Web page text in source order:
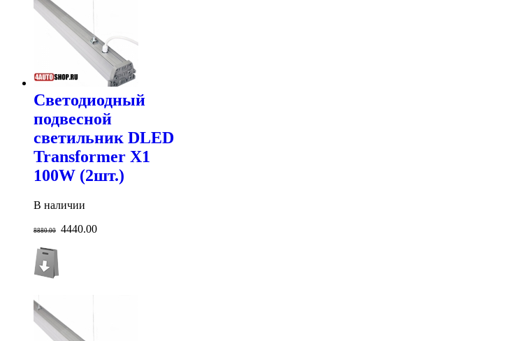
Светодиодный
подвесной
светильник DLED
Transformer X1
100W (2шт.)
В наличии
8880.00 4440.00